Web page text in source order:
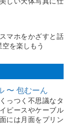
マホをかざすと話
を楽しもう
〜 包むーん
っつく不思議なタ
ピースやケーブル
には月面をプリン